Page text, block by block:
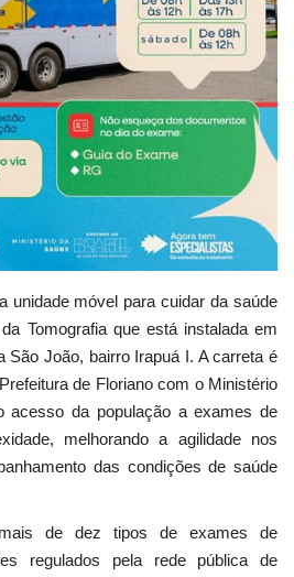
unidade móvel para cuidar da saúde
Tomografia que está instalada em
São João, bairro Irapuá I. A carreta é
de Floriano com o Ministério
acesso da população a exames de
melhorando a agilidade nos
das condições de saúde
mais de dez tipos de exames de
regulados pela rede pública de